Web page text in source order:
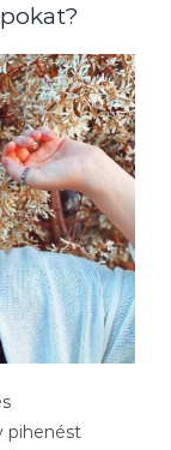
pihenést